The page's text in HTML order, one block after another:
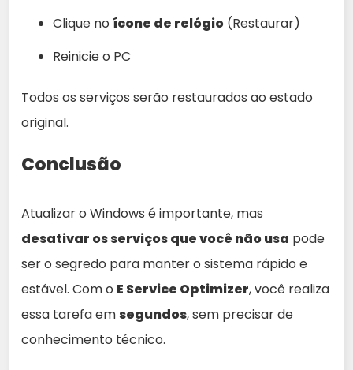
Clique no ícone de relógio (Restaurar)
Reinicie o PC
Todos os serviços serão restaurados ao estado
original.
Conclusão
Atualizar o Windows é importante, mas
desativar os serviços que você não usa pode
ser o segredo para manter o sistema rápido e
estável. Com o E Service Optimizer, você realiza
essa tarefa emsegundos, sem precisar de
conhecimento técnico.